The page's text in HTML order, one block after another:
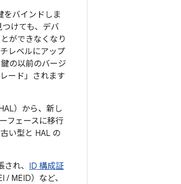
をバインドしま
けても、デバ
ができなくなり
レベルにアップ
の以前のバージ
ード」されます
）から、新し
フェースに移行
い型と HAL の
れ、 ID 構成証
MEID）など、